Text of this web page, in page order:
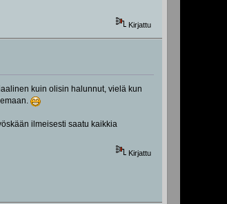
Kirjattu
kuin olisin halunnut, vielä kun
ilmeisesti saatu kaikkia
Kirjattu